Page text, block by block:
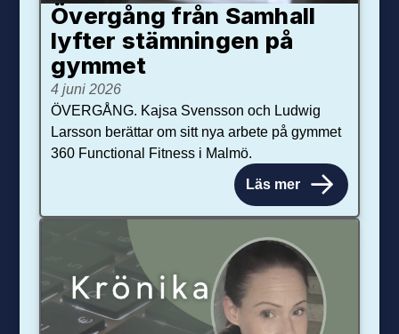
Övergång från Samhall
lyfter stämningen på
gymmet
4 juni 2026
ÖVERGÅNG. Kajsa Svensson och Ludwig
Larsson berättar om sitt nya arbete på gymmet
360 Functional Fitness i Malmö.
Läs mer